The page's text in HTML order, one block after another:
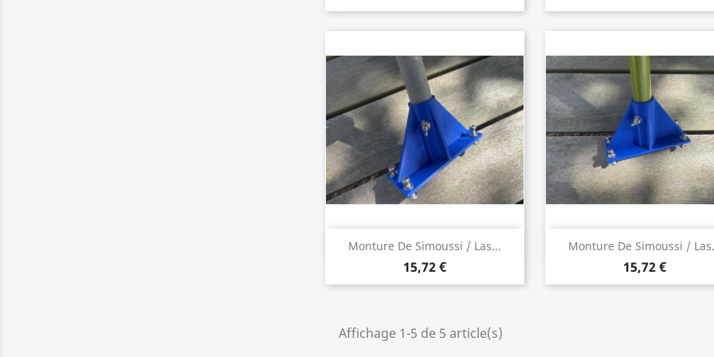
Monture De Simoussi / Las...
15,72 €
Aperçu rapide Monture De Simoussi /
15,72 €
Aperçu rapide
Affichage 1-5 de 5 article(s)